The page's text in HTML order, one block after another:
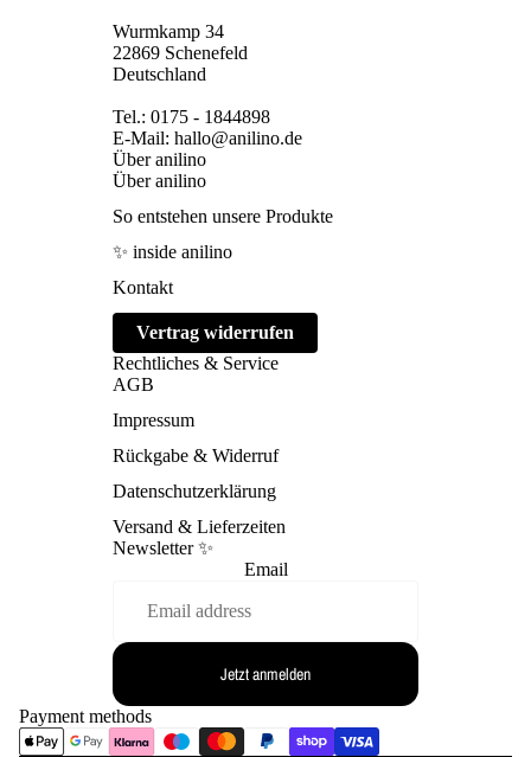
Wurmkamp 34
22869 Schenefeld
Deutschland
Tel.: 0175 - 1844898
E-Mail: hallo@anilino.de
Über anilino
Über anilino
So entstehen unsere Produkte
✨ inside anilino
Kontakt
Vertrag widerrufen
Rechtliches & Service
AGB
Impressum
Rückgabe & Widerruf
Datenschutzerklärung
Versand & Lieferzeiten
Newsletter ✨
Email
Jetzt anmelden
Payment methods
Privacy policy
Terms of service
Shipping policy
Contact information
Legal notice